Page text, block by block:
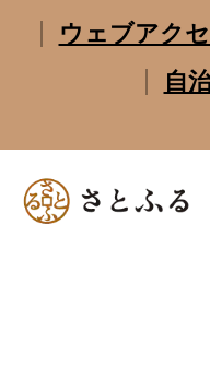
ウェブアク
自